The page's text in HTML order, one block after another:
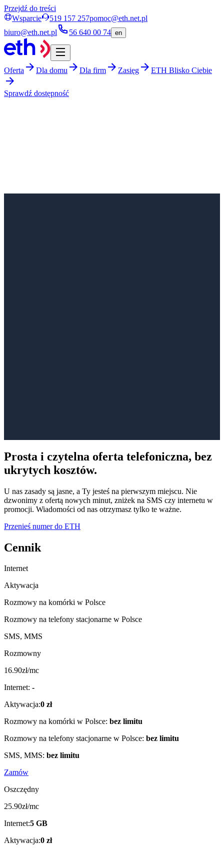
Przejdź do treści
Wsparcie
519 157 257pomoc@eth.net.pl
biuro@eth.net.pl
56 640 00 74 en
Oferta Dla domu Dla firm Zasięg ETH Blisko Ciebie
Sprawdź dostępność
Prosta i czytelna oferta telefoniczna, bez
ukrytych kosztów.
U nas zasady są jasne, a Ty jesteś na pierwszym miejscu. Nie
dzwonimy z ofertą nowych minut, zniżek na SMS czy internetu w
promocji. Wiadomości od nas otrzymasz tylko te ważne.
Przenieś numer do ETH
Cennik
Internet
Aktywacja
Rozmowy na komórki w Polsce
Rozmowy na telefony stacjonarne w Polsce
SMS, MMS
Rozmowny
16.90zł/mc
Internet: -
Aktywacja:0 zł
Rozmowy na komórki w Polsce: bez limitu
Rozmowy na telefony stacjonarne w Polsce: bez limitu
SMS, MMS: bez limitu
Zamów
Oszczędny
25.90zł/mc
Internet:5 GB
Aktywacja:0 zł